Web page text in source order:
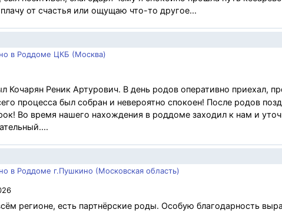
от счастья или ощущаю что-то другое...
в Роддоме ЦКБ (Москва)
Реник Артурович. В день родов оперативно приехал,
процесса был собран и невероятно спокоен! После родов
Во время нашего нахождения в роддоме заходил к нам и
в Роддоме г.Пушкино (Московская область)
регионе, есть партнёрские роды. Особую благодарность